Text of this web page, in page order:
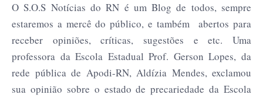
O S.O.S Notícias do RN é um Blog de todos, sempre
estaremos a mercê do público, e também abertos para
receber opiniões, críticas, sugestões e etc. Uma
professora da Escola Estadual Prof. Gerson Lopes, da
rede pública de Apodi-RN, Aldízia Mendes, exclamou
sua opinião sobre o estado de precariedade da Escola